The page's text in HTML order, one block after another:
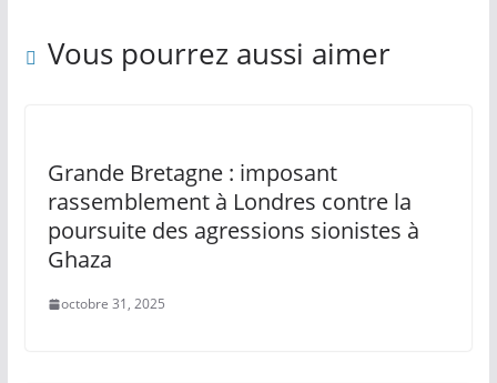
Vous pourrez aussi aimer
Grande Bretagne : imposant
rassemblement à Londres contre la
poursuite des agressions sionistes à
Ghaza
octobre 31, 2025